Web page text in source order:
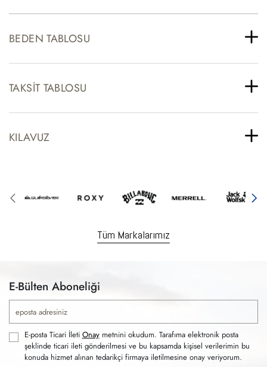
BEDEN TABLOSU
TAKSIT TABLOSU
KILAVUZ
Tüm Markalarımız
E-Bülten Aboneliği
E-posta Ticari İleti Onaymetnini okudum. Tarafıma elektronik posta
şeklinde ticari ileti gönderilmesi ve bu kapsamda kişisel verilerimin bu
konuda hizmet alınan tedarikçi firmaya iletilmesine onay veriyorum.